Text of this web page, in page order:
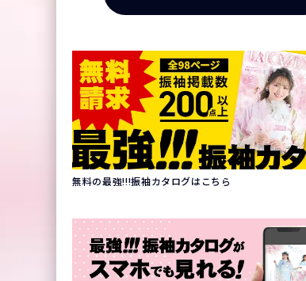
無料の最強!!!振袖カタログはこちら